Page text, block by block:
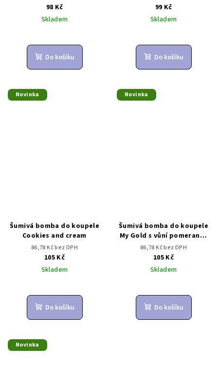
98 Kč
Skladem
Do košíku
99 Kč
Skladem
Do košíku
Novinka
Šumivá bomba do koupele
Cookies and cream
86,78 Kč bez DPH
105 Kč
Skladem
Do košíku
Novinka
Šumivá bomba do koupele
My Gold s vůní pomerančů
a skořice
86,78 Kč bez DPH
105 Kč
Skladem
Do košíku
Novinka